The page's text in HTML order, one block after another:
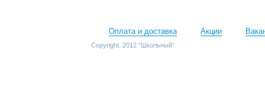
Оплата и доставка Акции
Copyright. 2012 “Школьный”